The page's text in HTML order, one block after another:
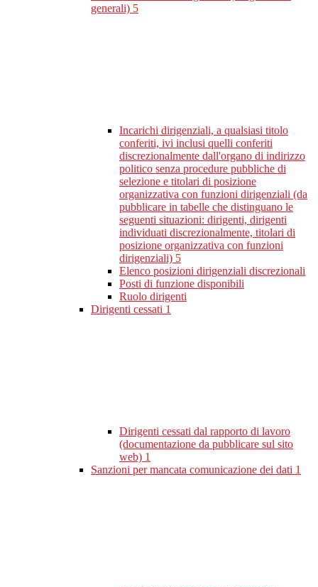
generali) 5
Incarichi dirigenziali, a qualsiasi titolo
conferiti, ivi inclusi quelli conferiti
discrezionalmente dall'organo di indirizzo
politico senza procedure pubbliche di
selezione e titolari di posizione
organizzativa con funzioni dirigenziali (da
pubblicare in tabelle che distinguano le
seguenti situazioni: dirigenti, dirigenti
individuati discrezionalmente, titolari di
posizione organizzativa con funzioni
dirigenziali) 5
Elenco posizioni dirigenziali discrezionali
Posti di funzione disponibili
Ruolo dirigenti
Dirigenti cessati 1
Dirigenti cessati dal rapporto di lavoro
(documentazione da pubblicare sul sito
web) 1
Sanzioni per mancata comunicazione dei dati 1